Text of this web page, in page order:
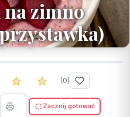
zimno
(0)
Zacznij gotować